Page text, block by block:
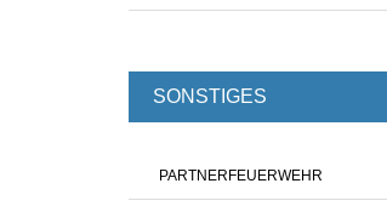
SONSTIGES
PARTNERFEUERWEHR